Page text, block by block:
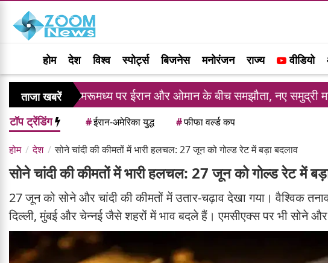
होम देश विश्व स्पोर्ट्स बिजनेस मनोरंजन राज्य वीडियो
ताजा खबरेंपर ईरान और ओमान के बीच समझौता, नए समुद्री मार्ग पर बनी
टॉप ट्रेंडिंग #ईरान-अमेरिका युद्ध #फीफा वर्ल्ड कप
होम देश सोने चांदी की कीमतों में भारी हलचल: 27 जून को गोल्ड रेट में बड़ा बदलाव
सोने चांदी की कीमतों में भारी हलचल: 27 जून को गोल्ड रेट में
27 जून को सोने और चांदी की कीमतों में उतार-चढ़ाव देखा गया। वैश्विक
दिल्ली, मुंबई और चेन्नई जैसे शहरों में भाव बदले हैं। एमसीएक्स पर भी सोने और